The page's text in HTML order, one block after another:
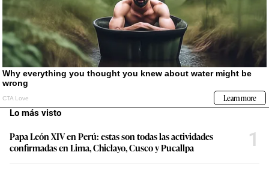
Lo más visto
Papa León XIV en Perú: estas son todas las actividades
confirmadas en Lima, Chiclayo, Cusco y Pucallpa
1